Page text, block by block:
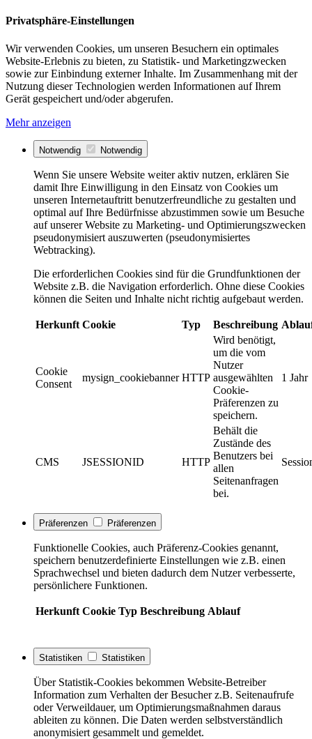
Privatsphäre-Einstellungen
Wir verwenden Cookies, um unseren Besuchern ein optimales
Website-Erlebnis zu bieten, zu Statistik- und Marketingzwecken
sowie zur Einbindung externer Inhalte. Im Zusammenhang mit der
Nutzung dieser Technologien werden Informationen auf Ihrem
Gerät gespeichert und/oder abgerufen.
Mehr anzeigen
Notwendig Notwendig
Wenn Sie unsere Website weiter aktiv nutzen, erklären Sie
damit Ihre Einwilligung in den Einsatz von Cookies um
unseren Internetauftritt benutzerfreundliche zu gestalten und
optimal auf Ihre Bedürfnisse abzustimmen sowie um Besuche
auf unserer Website zu Marketing- und Optimierungszwecken
pseudonymisiert auszuwerten (pseudonymisiertes
Webtracking).
Die erforderlichen Cookies sind für die Grundfunktionen der
Website z.B. die Navigation erforderlich. Ohne diese Cookies
können die Seiten und Inhalte nicht richtig aufgebaut werden.
Herkunft Cookie Typ Beschreibung
Cookie
Consent
mysign_cookiebanner HTTP
Wird benötigt,
um die vom
Nutzer
ausgewählten
Cookie-
Präferenzen zu
speichern.
1 Jahr
CMS JSESSIONID HTTP
Behält die
Zustände des
Benutzers bei
allen
Seitenanfragen
bei.
Präferenzen Präferenzen
Funktionelle Cookies, auch Präferenz-Cookies genannt,
speichern benutzerdefinierte Einstellungen wie z.B. einen
Sprachwechsel und bieten dadurch dem Nutzer verbesserte,
persönlichere Funktionen.
Herkunft Cookie Typ Beschreibung Ablauf
Statistiken Statistiken
Über Statistik-Cookies bekommen Website-Betreiber
Information zum Verhalten der Besucher z.B. Seitenaufrufe
oder Verweildauer, um Optimierungsmaßnahmen daraus
ableiten zu können. Die Daten werden selbstverständlich
anonymisiert gesammelt und gemeldet.